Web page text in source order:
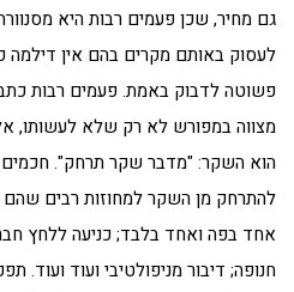
גם מחיר, שכן פעמים רבות היא
לעסוק באותם מקרים בהם אין דילמה
פשוטה לדבוק באמת. פעמים רבות
מצווה במפורש לא רק שלא לעשותו,
הוא השקר: "מדבר שקר תרחק".
להתרחק מן השקר למחוזות רבים
אחד בפה ואחד בלבד; כניעה ללחץ
חנופה; דיבור מניפולטיבי ועוד ועוד.